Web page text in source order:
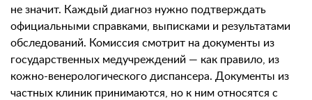
не значит. Каждый диагноз нужно подтверждать
официальными справками, выписками и результатами
обследований. Комиссия смотрит на документы из
государственных медучреждений — как правило, из
кожно-венерологического диспансера. Документы из
частных клиник принимаются, но к ним относятся с